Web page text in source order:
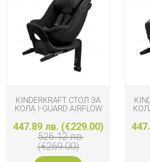
КЪРМЕНЕ
KINDERKRAFT СТОЛ ЗА
КОЛА I-GUARD AIRFLOW
PRO (61-105 СМ), BLACK
447.89 лв. (€229.00)
526.12 лв.
(€269.00)